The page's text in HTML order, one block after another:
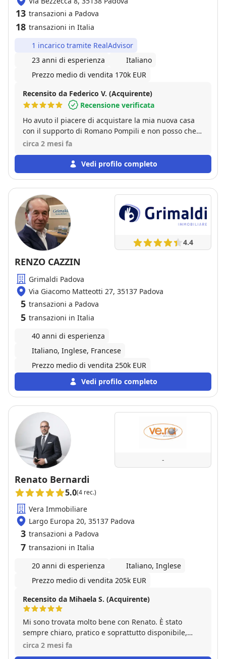
13 transazioni a Padova
18 transazioni in Italia
1 incarico tramite RealAdvisor
23 anni di esperienza
Italiano
Prezzo medio di vendita 170k EUR
Recensito da Federico V. (Acquirente)
Recensione verificata
Ho avuto il piacere di acquistare la mia nuova casa
con il supporto di Romano Pompili e non posso che
esprimere la mia piena soddisfazione. Romano ha
professionalità, precisione e competenza,
dimostrando grande attenzione a ogni dettaglio e
dell’acquisto. Sempre disponibile, puntuale nelle
comunicazioni e pronto a chiarire qualsiasi dubbio,
mi ha trasmesso sicurezza e fiducia anche nei
momenti più delicati della trattativa. La sua
esperienza, unita a serietà e correttezza, ha reso un
percorso complesso molto più semplice e sereno.
Consiglio vivamente Romano a chiunque stia
settore immobiliare. Grazie per l’ottimo lavoro svolto.
circa 2 mesi fa
Vedi profilo completo
4.4
RENZO CAZZIN
Grimaldi Padova
Via Giacomo Matteotti 27, 35137 Padova
5 transazioni a Padova
5 transazioni in Italia
40 anni di esperienza
Italiano, Inglese, Francese
Prezzo medio di vendita 250k EUR
Vedi profilo completo
-
Renato Bernardi
5.0(4 rec.)
Vera Immobiliare
Largo Europa 20, 35137 Padova
3 transazioni a Padova
7 transazioni in Italia
20 anni di esperienza
Italiano, Inglese
Prezzo medio di vendita 205k EUR
Recensito da Mihaela S. (Acquirente)
Mi sono trovata molto bene con Renato. È stato
sempre chiaro, pratico e soprattutto disponibile,
gestendo tutto in modo fluido e senza alcun tipo di
circa 2 mesi fa